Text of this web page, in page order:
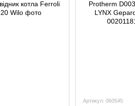
Артикул: 060545